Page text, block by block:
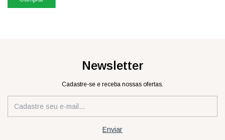
Newsletter
Cadastre-se e receba nossas ofertas.